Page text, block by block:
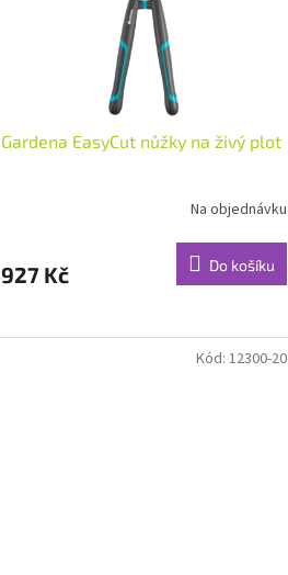
Gardena EasyCut nůžky na živý plot
Na objednávku
927 Kč Do košíku
Kód: 12300-20